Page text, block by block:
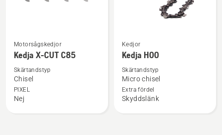
Se
mer
om
Kedja
Motorsågskedjor
Kedja X-CUT C85
Skärtandstyp
Chisel
PIXEL
Nej
Se
mer
om
Kedja
H00
Kedjor
Kedja H00
Skärtandstyp
Micro chisel
Extra fördel
Skyddslänk